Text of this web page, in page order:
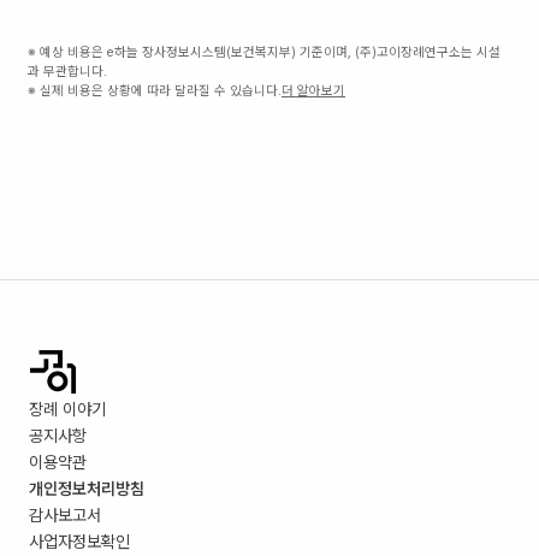
※ 예상 비용은 e하늘 장사정보시스템(보건복지부) 기준이며, (주)고이장례연구소는 시설
과 무관합니다.
※ 실제 비용은 상황에 따라 달라질 수 있습니다.더 알아보기
장례 이야기
공지사항
이용약관
개인정보처리방침
감사보고서
사업자정보확인